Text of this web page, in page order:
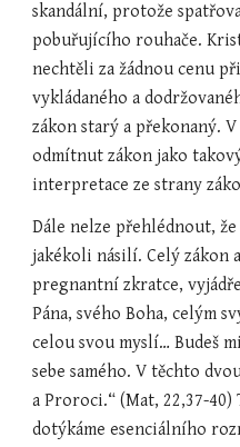
skandální, protože
pobuřujícího rouhače.
nechtěli za žádnou cenu
vykládaného a
zákon starý a překonaný.
odmítnut zákon jako
interpretace ze strany
Dále nelze přehlédnout,
jakékoli násilí. Celý zákon
pregnantní zkratce,
Pána, svého Boha, celým
celou svou myslí… Budeš
sebe samého. V těchto
a Proroci.“ (Mat, 22,37-40)
dotýkáme esenciálního